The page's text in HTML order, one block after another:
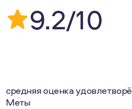
9.2/10
средняя оценка
Меты